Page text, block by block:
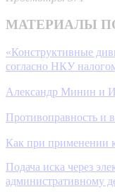
МАТЕРИАЛЫ
«Конструктивные
согласно НКУ
Александр Минин и
Противоправность и
Как при применении
Подача иска через
административному